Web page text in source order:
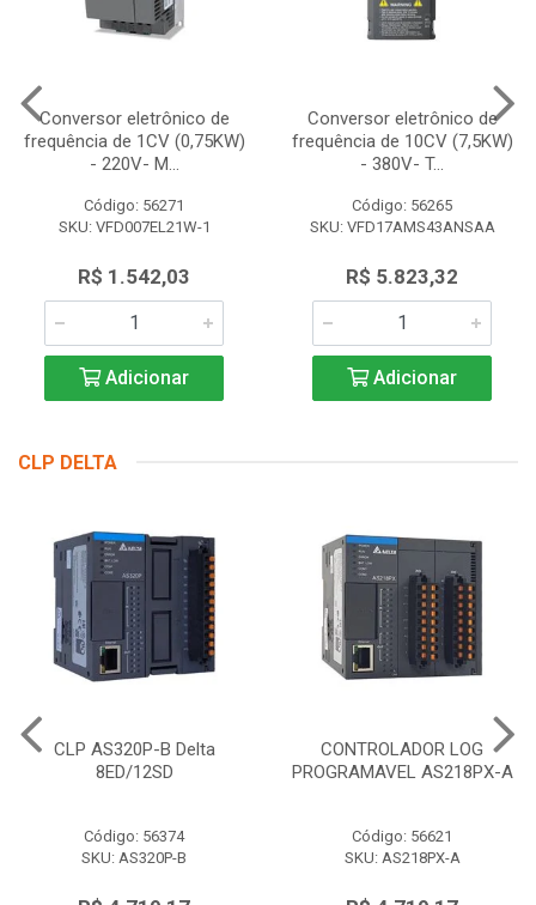
Conversor eletrônico de
frequência de 1CV (0,75KW)
- 220V- M...
Código: 56271
SKU: VFD007EL21W-1
R$ 1.542,03
Adicionar
Conversor eletrônico de
frequência de 10CV (7,5KW)
- 380V- T...
Código: 56265
SKU: VFD17AMS43ANSAA
R$ 5.823,32
Adicionar
CLP DELTA
CLP AS320P-B Delta
8ED/12SD
Código: 56374
SKU: AS320P-B
CONTROLADOR LOG
PROGRAMAVEL AS218PX-A
Código: 56621
SKU: AS218PX-A